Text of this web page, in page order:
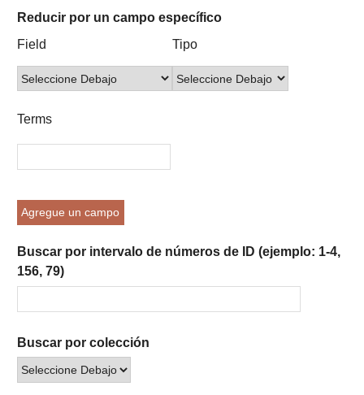
of
rows
in
por
un
campo
Reducir por un campo específico
Campo
búsqueda
Tipo
búsqueda
Términos
búsqueda
Ensamblador
Búsqueda
Field Tipo
Terms
Agregue un campo
Buscar por intervalo de números de ID (ejemplo: 1-4,
156, 79)
Buscar por colección